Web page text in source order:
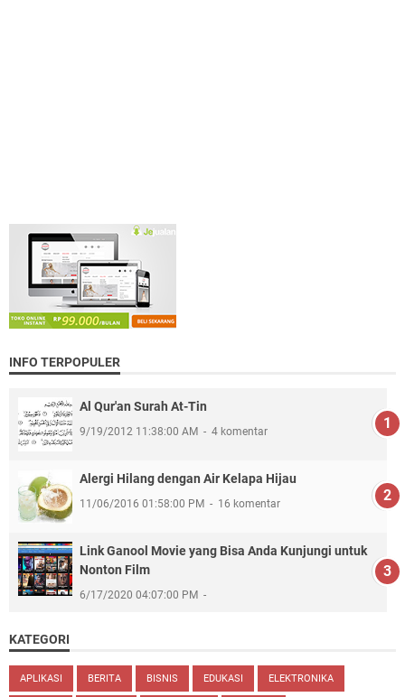
INFO TERPOPULER
Al Qur'an Surah At-Tin
9/19/2012 11:38:00 AM 4 komentar
Alergi Hilang dengan Air Kelapa Hijau
11/06/2016 01:58:00 PM 16 komentar
Link Ganool Movie yang Bisa Anda Kunjungi untuk
Nonton Film
6/17/2020 04:07:00 PM
KATEGORI
APLIKASI BERITA BISNIS EDUKASI ELEKTRONIKA